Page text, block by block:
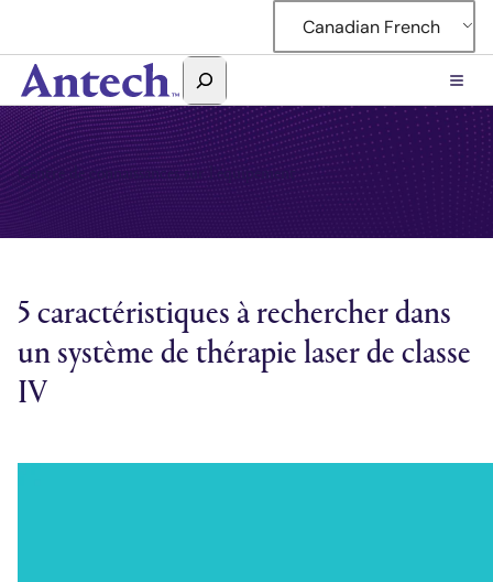
contenu
Canadian French
Rechercher
Antech
Centre de connaissances sur l'équipement
5 caractéristiques à rechercher dans
un système de thérapie laser de classe
IV